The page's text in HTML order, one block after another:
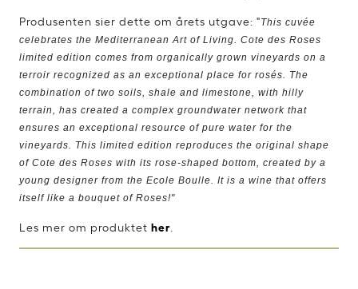
Produsenten sier dette om årets utgave: "This cuvée
celebrates the Mediterranean Art of Living. Cote des Roses
limited edition comes from organically grown vineyards on a
terroir recognized as an exceptional place for rosés. The
combination of two soils, shale and limestone, with hilly
terrain, has created a complex groundwater network that
ensures an exceptional resource of pure water for the
vineyards. This limited edition reproduces the original shape
of Cote des Roses with its rose-shaped bottom, created by a
young designer from the Ecole Boulle. It is a wine that offers
itself like a bouquet of Roses!"
Les mer om produktet her